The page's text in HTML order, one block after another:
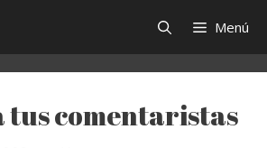
Menú
tus comentaristas